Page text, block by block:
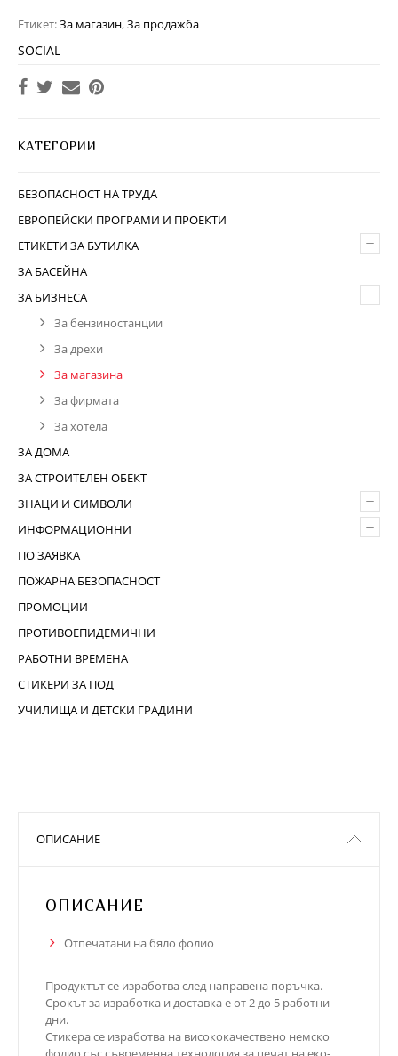
Етикет:За магазин,За продажба
SOCIAL
КАТЕГОРИИ
БЕЗОПАСНОСТ НА ТРУДА
ЕВРОПЕЙСКИ ПРОГРАМИ И ПРОЕКТИ
+
ЕТИКЕТИ ЗА БУТИЛКА
ЗА БАСЕЙНА
–
ЗА БИЗНЕСА
За бензиностанции
За дрехи
За магазина
За фирмата
За хотела
ЗА ДОМА
ЗА СТРОИТЕЛЕН ОБЕКТ
+
ЗНАЦИ И СИМВОЛИ
+
ИНФОРМАЦИОННИ
ПО ЗАЯВКА
ПОЖАРНА БЕЗОПАСНОСТ
ПРОМОЦИИ
ПРОТИВОЕПИДЕМИЧНИ
РАБОТНИ ВРЕМЕНА
СТИКЕРИ ЗА ПОД
УЧИЛИЩА И ДЕТСКИ ГРАДИНИ
ОПИСАНИЕ
ОПИСАНИЕ
Отпечатани на бяло фолио
Продуктът се изработва след направена поръчка.
Срокът за изработка и доставка е от 2 до 5 работни
дни.
Стикера се изработва на висококачествено немско